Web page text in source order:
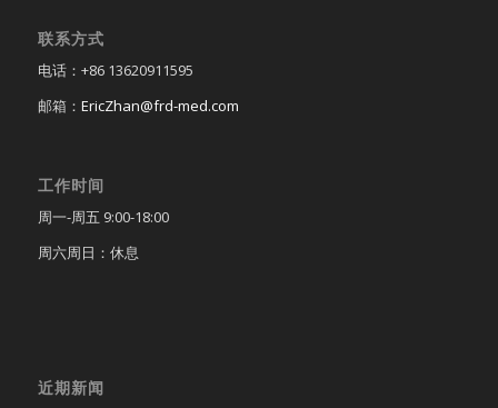
联系方式
电话：+86 13620911595
邮箱： EricZhan@frd-med.com
工作时间
周一-周五 9:00-18:00
周六周日：休息
近期新闻